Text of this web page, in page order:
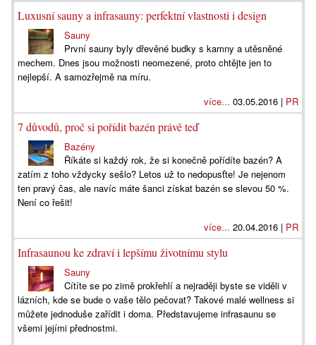
Luxusní sauny a infrasauny: perfektní vlastnosti i design
Sauny
První sauny byly dřevěné budky s kamny a utěsněné
mechem. Dnes jsou možnosti neomezené, proto chtějte jen to
nejlepší. A samozřejmě na míru.
více... 03.05.2016 | PR
7 důvodů, proč si pořídit bazén právě teď
Bazény
Říkáte si každý rok, že si konečně pořídíte bazén? A
zatím z toho vždycky sešlo? Letos už to nedopusťte! Je nejenom
ten pravý čas, ale navíc máte šanci získat bazén se slevou 50 %.
Není co řešit!
více... 20.04.2016 | PR
Infrasaunou ke zdraví i lepšímu životnímu stylu
Sauny
Cítíte se po zimě prokřehlí a nejraději byste se viděli v
lázních, kde se bude o vaše tělo pečovat? Takové malé wellness si
můžete jednoduše zařídit i doma. Představujeme infrasaunu se
všemi jejími přednostmi.